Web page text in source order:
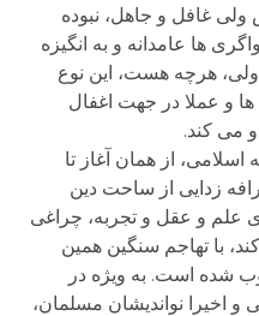
ولی غافل و جاهل، نبوده
ها عامدانه و به انگیزه
هرچه هست، این نوع
ها و عملا در جهت اغفال
می کند.
از همان آغاز تا
زدایی از ساحت دین
علم و عقل و تجربه، چراغی
کند، با تهاجم سنگین همین
شده است. به ویژه در
و اخیرا نواندیشان مسلمان،